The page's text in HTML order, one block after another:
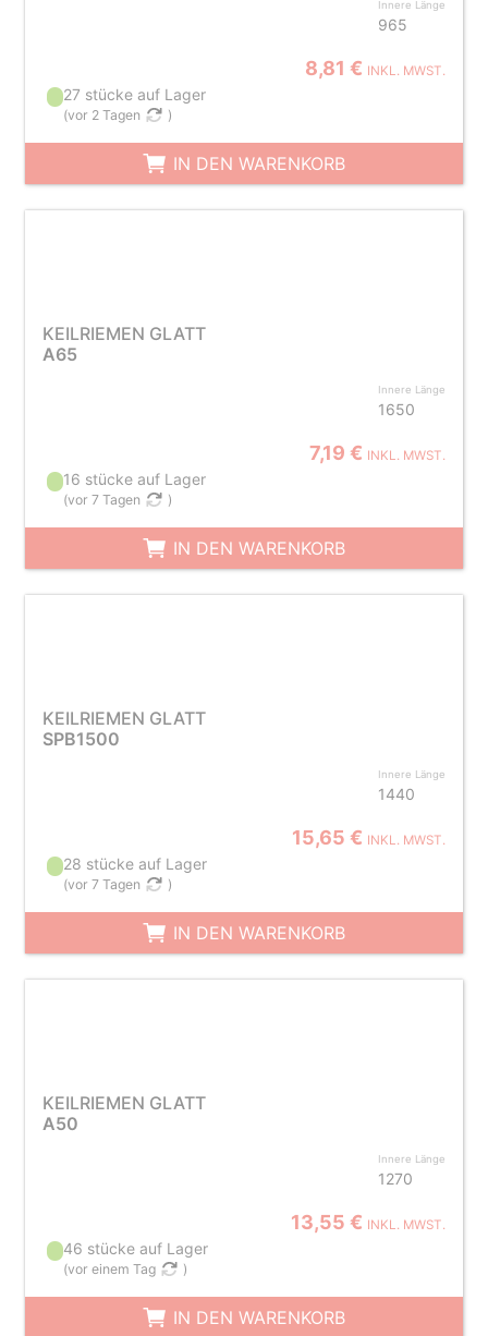
Innere Länge
965
8,81 € INKL. MWST.
27 stücke auf Lager
(vor 2 Tagen )
IN DEN WARENKORB
KEILRIEMEN GLATT
A65
Innere Länge
1650
7,19 € INKL. MWST.
16 stücke auf Lager
(vor 7 Tagen )
IN DEN WARENKORB
KEILRIEMEN GLATT
SPB1500
Innere Länge
1440
15,65 € INKL. MWST.
28 stücke auf Lager
(vor 7 Tagen )
IN DEN WARENKORB
KEILRIEMEN GLATT
A50
Innere Länge
1270
13,55 € INKL. MWST.
46 stücke auf Lager
(vor einem Tag )
IN DEN WARENKORB